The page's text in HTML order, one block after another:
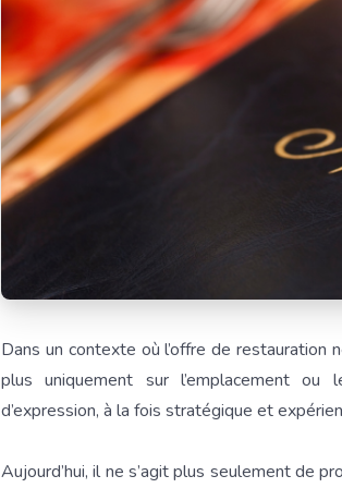
Dans un contexte où l’offre de restauration
plus uniquement sur l’emplacement
d’expression, à la fois stratégique et
Aujourd’hui, il ne s’agit plus seulement de